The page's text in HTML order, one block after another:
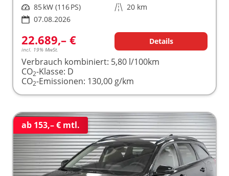
Leistung 85 kW (116 PS) Kilometerstand 20 km
07.08.2026
22.689,– €
incl. 19% MwSt.
Details
Verbrauch kombiniert: 5,80 l/100km
CO2-Klasse: D
CO2-Emissionen: 130,00 g/km
ab 153,– € mtl.